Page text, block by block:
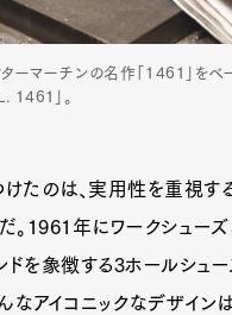
ーマーチンの名作「1461」をベ
1461」。
たのは、実用性を重視する
。1961年にワークシューズ
ドを象徴する3ホールシュ
なアイコニックなデザインは